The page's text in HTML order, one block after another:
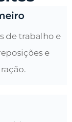
de trabalho e
e